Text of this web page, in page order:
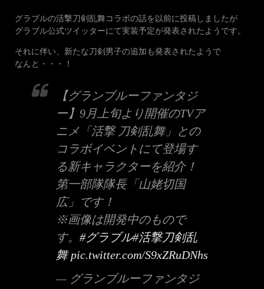
グラブルの活撃刀剣乱舞コラボの話を以前に投稿しましたが
グラブル公式ツイッターにて実装予定が発表されたようです。
それに伴い、新たな刀剣男子の追加も発表されたようで
なんと・・・！
【グランブルーファンタジ
ー】9月上旬より開催のTVア
ニメ「活撃 刀剣乱舞」との
コラボイベントにて登場す
る新キャラクターを紹介！
第一部隊隊長「山姥切国
広」です！
※画像は開発中のもので
す。 #グラブル#活撃刀剣乱
舞 pic.twitter.com/S9xZRuDNhs
— グランブルーファンタジ